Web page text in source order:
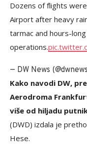
Dozens of flights
Airport after heavy
tarmac and hours-
operations.
— DW News
Kako navodi DW,
Aerodroma
više od hiljadu
(DWD) izdala je
Hese.